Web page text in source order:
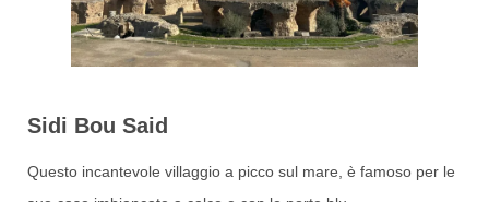
Sidi Bou Said
Questo incantevole villaggio a picco sul mare, è famoso per le